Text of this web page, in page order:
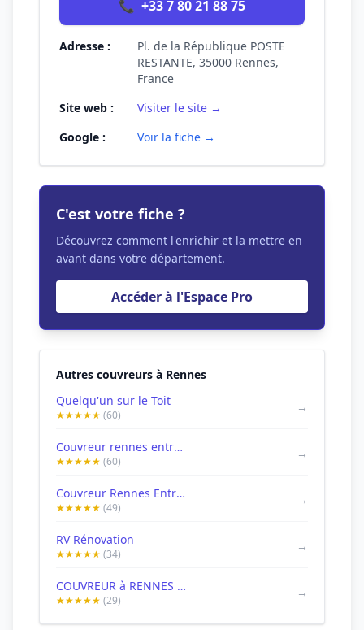
📞 +33 7 80 21 88 75
Adresse :
Pl. de la République POSTE
RESTANTE, 35000 Rennes,
France
Site web :
Visiter le site →
Google :
Voir la fiche →
C'est votre fiche ?
Découvrez comment l'enrichir et la mettre en
avant dans votre département.
Accéder à l'Espace Pro
Autres couvreurs à Rennes
Quelqu'un sur le Toit
★★★★★ (60)
→
Couvreur rennes entreprise MD-Renov-Toiture
★★★★★ (60)
→
Couvreur Rennes Entreprise Toutain
★★★★★ (49)
→
RV Rénovation
★★★★★ (34)
→
COUVREUR à RENNES urgences Caseacsch
★★★★★ (29)
→